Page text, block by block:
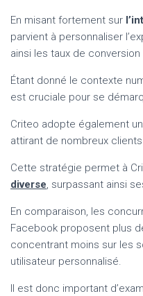
En misant fortement sur
parvient à personnaliser
ainsi les taux de
Étant donné le contexte
est cruciale pour se
Criteo adopte également
attirant de nombreux clients
Cette stratégie permet à
diverse, surpassant ainsi
En comparaison, les
Facebook proposent plus
concentrant moins sur les
utilisateur personnalisé.
Il est donc important